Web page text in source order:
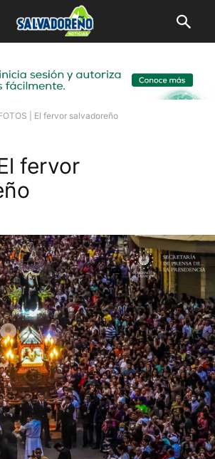
| El fervor salvadoreño
fervor